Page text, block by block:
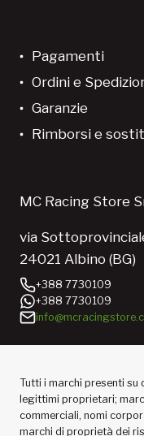
Pagamenti
Ordini e
Garanzie
Rimborsi e
MC Racing Store
via
24021 Albino (BG)
+388 7730109
+388 7730109
Tutti i marchi presenti
legittimi proprietari;
commerciali, nomi
marchi di proprietà dei